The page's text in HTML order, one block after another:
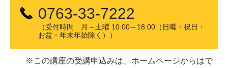
0763-33-7222
（受付時間 月～土曜 10:00～18:00（日曜・祝日・
お盆・年末年始除く））
※この講座の受講申込みは、ホームページからはで